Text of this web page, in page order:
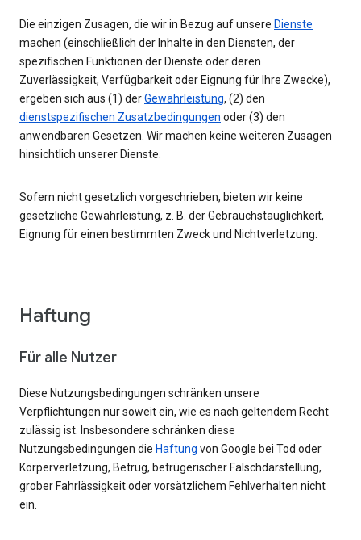
Die einzigen Zusagen, die wir in Bezug auf unsere Dienste
machen (einschließlich der Inhalte in den Diensten, der
spezifischen Funktionen der Dienste oder deren
Zuverlässigkeit, Verfügbarkeit oder Eignung für Ihre Zwecke),
ergeben sich aus (1) derGewährleistung, (2) den
dienstspezifischen Zusatzbedingungen oder (3) den
anwendbaren Gesetzen. Wir machen keine weiteren Zusagen
hinsichtlich unserer Dienste.
Sofern nicht gesetzlich vorgeschrieben, bieten wir keine
gesetzliche Gewährleistung, z. B. der Gebrauchstauglichkeit,
Eignung für einen bestimmten Zweck und Nichtverletzung.
Haftung
Für alle Nutzer
Diese Nutzungsbedingungen schränken unsere
Verpflichtungen nur soweit ein, wie es nach geltendem Recht
zulässig ist. Insbesondere schränken diese
Nutzungsbedingungen die Haftung von Google bei Tod oder
Körperverletzung, Betrug, betrügerischer Falschdarstellung,
grober Fahrlässigkeit oder vorsätzlichem Fehlverhalten nicht
ein.